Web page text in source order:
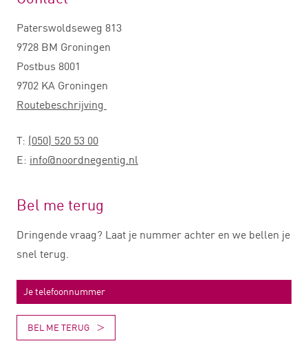
Paterswoldseweg 813
9728 BM Groningen
Postbus 8001
9702 KA Groningen
Routebeschrijving
T: (050) 520 53 00
E: info@noordnegentig.nl
Bel me terug
Dringende vraag? Laat je nummer achter en we bellen je
snel terug.
BEL ME TERUG